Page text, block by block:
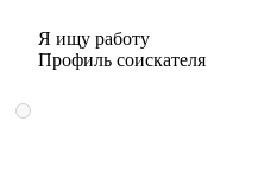
Я ищу работу
Профиль соискателя